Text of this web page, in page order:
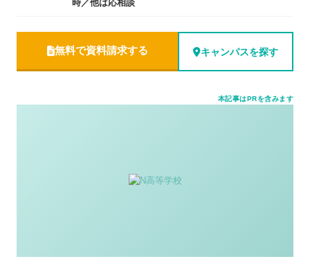
時／他は応相談
無料で資料請求する キャンパスを探す
本記事はPRを含みます